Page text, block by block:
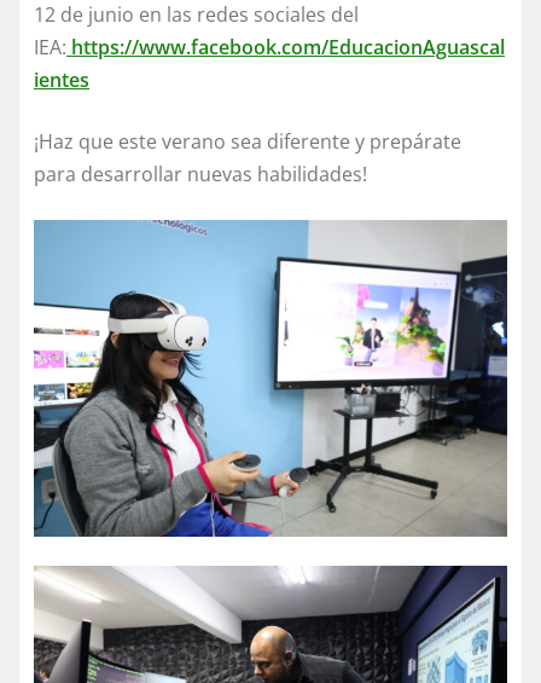
12 de junio en las redes sociales del
IEA: https://www.facebook.com/EducacionAguascal
ientes
¡Haz que este verano sea diferente y prepárate
para desarrollar nuevas habilidades!